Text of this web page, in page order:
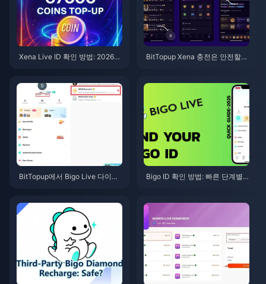
Xena Live ID 확인 방법: 2026년
BitTopup Xena 충전은 안전할
BitTopup에서 Bigo Live 다이아
Bigo ID 확인 방법: 빠른 단계별